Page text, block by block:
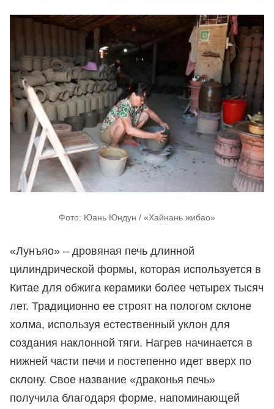
Фото: Юань Юндун / «Хайнань жибао»
«Лунъяо» – дровяная печь длинной
цилиндрической формы, которая используется в
Китае для обжига керамики более четырех тысяч
лет. Традиционно ее строят на пологом склоне
холма, используя естественный уклон для
создания наклонной тяги. Нагрев начинается в
нижней части печи и постепенно идет вверх по
склону. Свое название «драконья печь»
получила благодаря форме, напоминающей